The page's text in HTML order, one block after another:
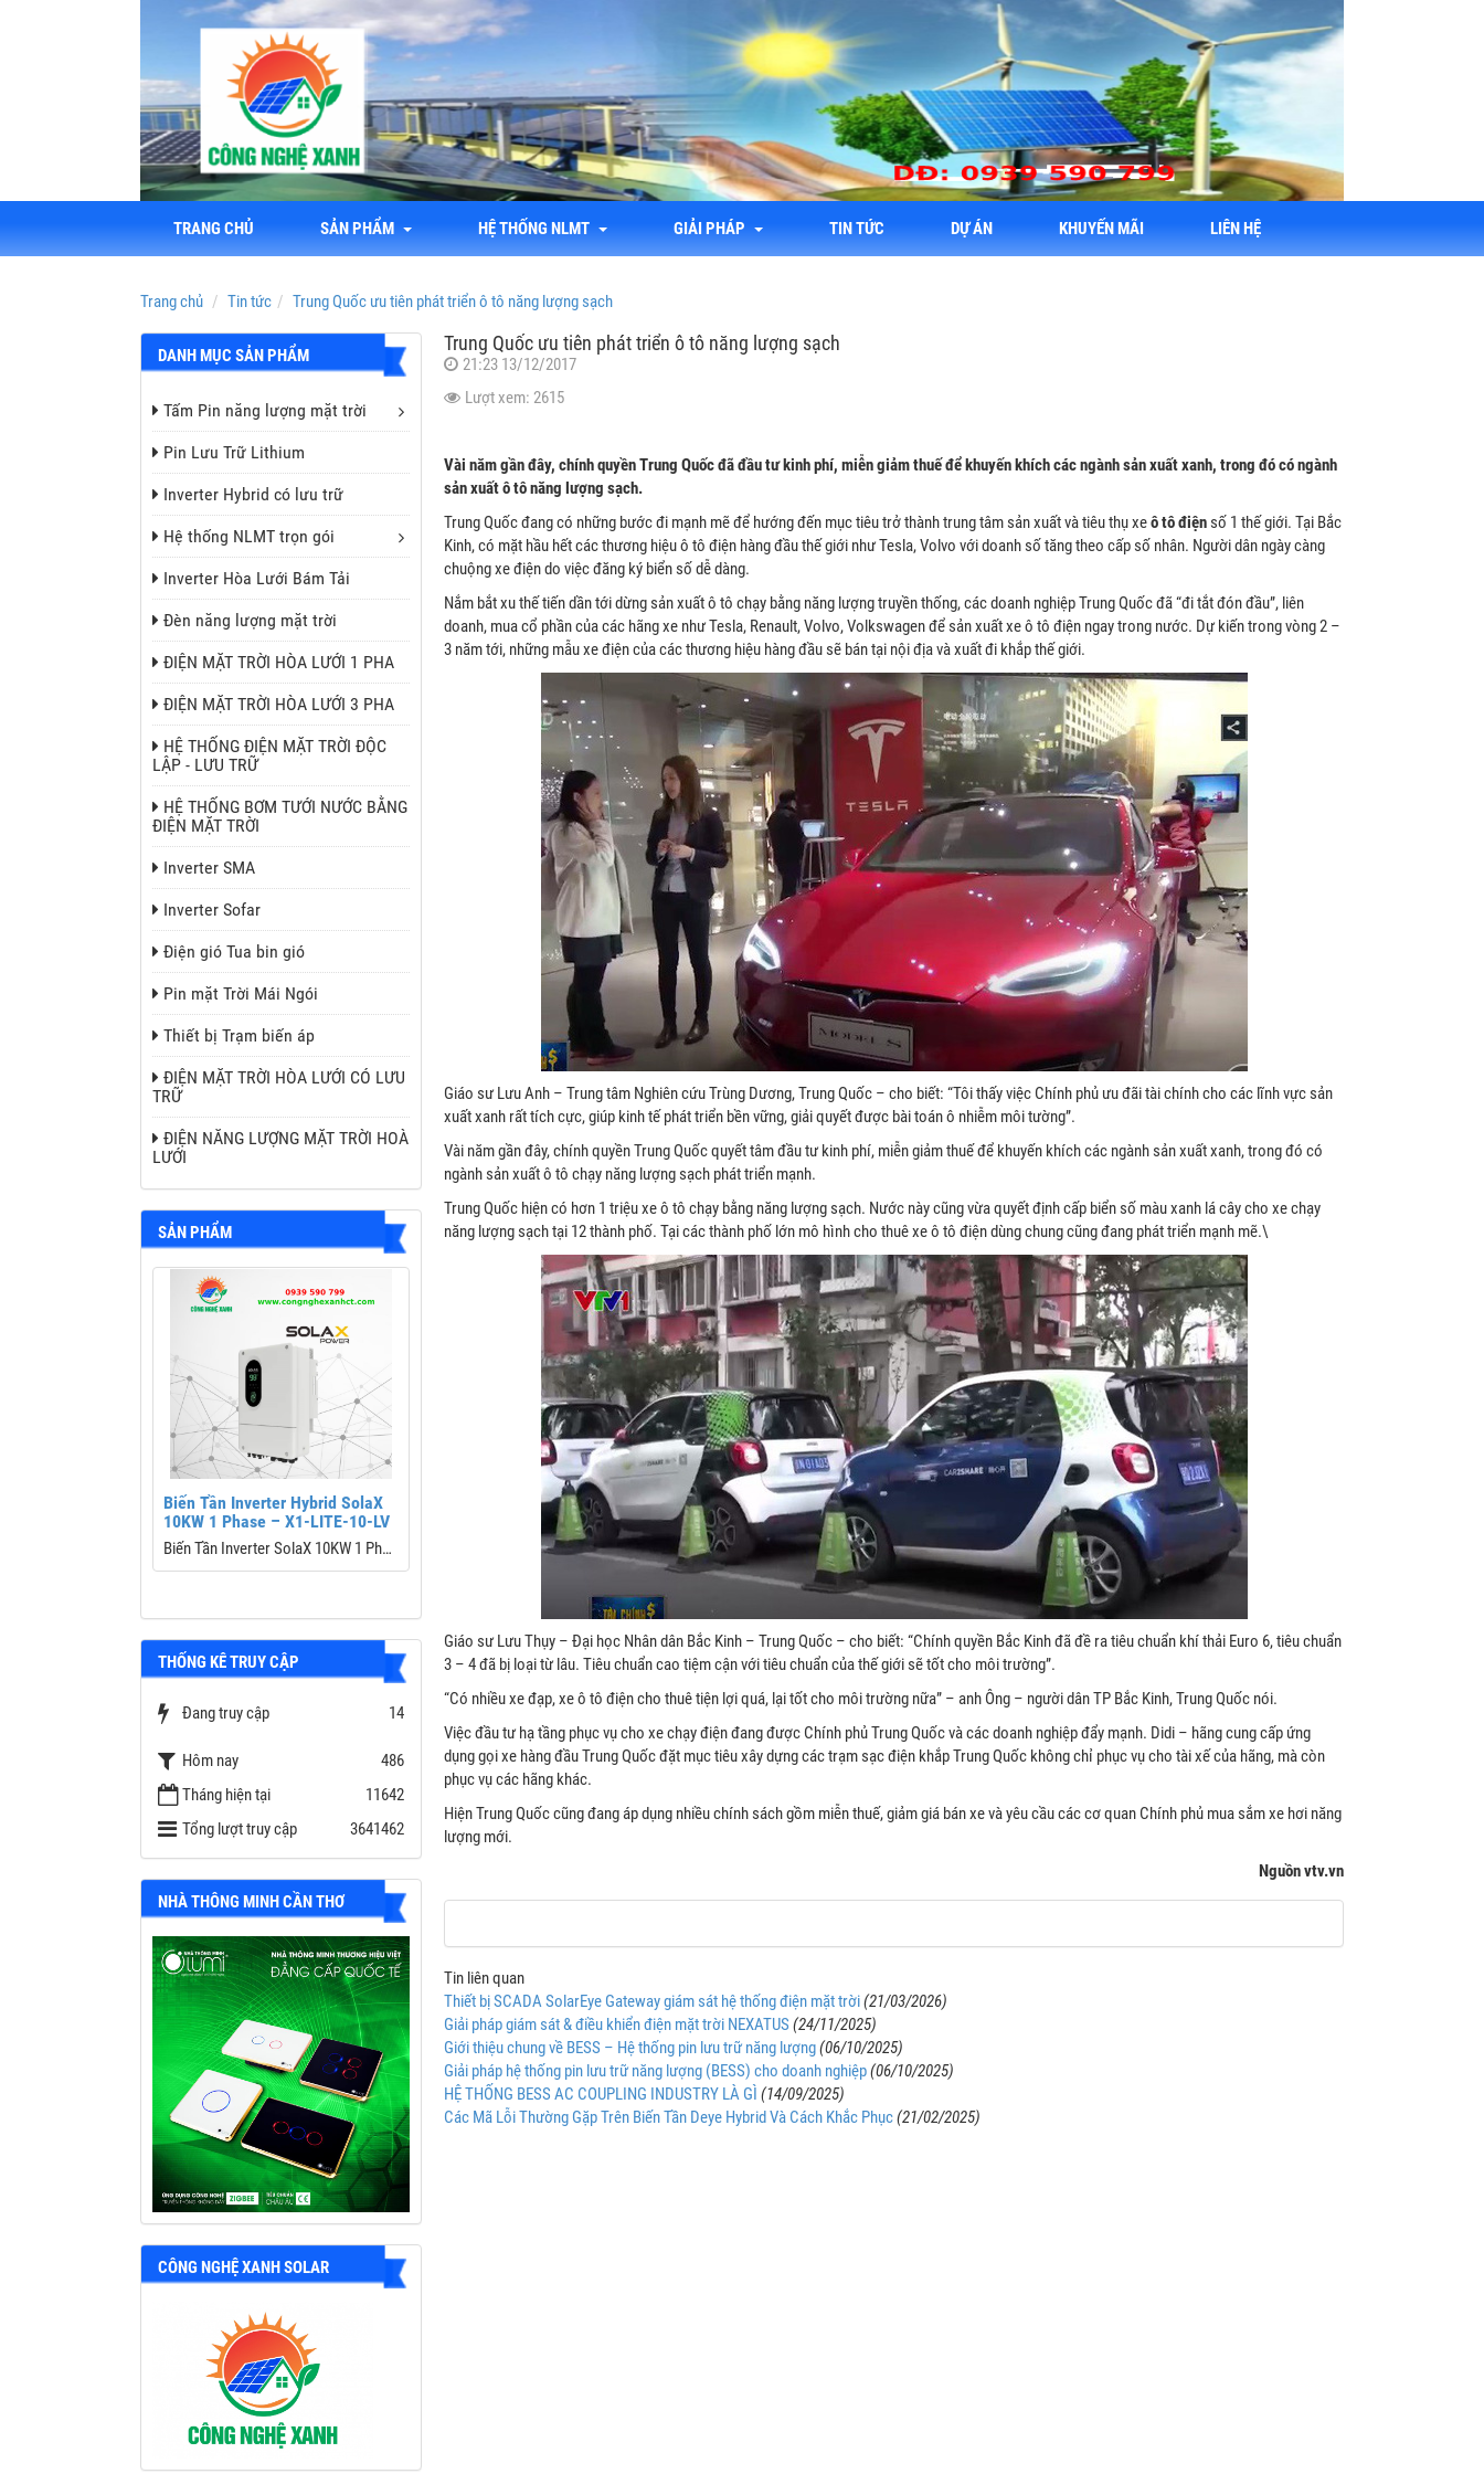
TRANG CHỦ SẢN PHẨM HỆ THỐNG NLMT GIẢI PHÁP TIN TỨC DỰ ÁN KHUYẾN MÃI LIÊN HỆ
Trang chủ Tin tức Trung Quốc ưu tiên phát triển ô tô năng lượng sạch
Trung Quốc ưu tiên phát triển ô tô năng lượng sạch
21:23 13/12/2017
Lượt xem: 2615
Vài năm gần đây, chính quyền Trung Quốc đã đầu tư kinh phí, miễn giảm thuế để khuyến khích các ngành sản xuất xanh, trong đó có ngành
sản xuất ô tô năng lượng sạch.
Trung Quốc đang có những bước đi mạnh mẽ để hướng đến mục tiêu trở thành trung tâm sản xuất và tiêu thụ xeô tô điện số 1 thế giới. Tại Bắc
Kinh, có mặt hầu hết các thương hiệu ô tô điện hàng đầu thế giới như Tesla, Volvo với doanh số tăng theo cấp số nhân. Người dân ngày càng
chuộng xe điện do việc đăng ký biển số dễ dàng.
Nắm bắt xu thế tiến dần tới dừng sản xuất ô tô chạy bằng năng lượng truyền thống, các doanh nghiệp Trung Quốc đã “đi tắt đón đầu”, liên
doanh, mua cổ phần của các hãng xe như Tesla, Renault, Volvo, Volkswagen để sản xuất xe ô tô điện ngay trong nước. Dự kiến trong vòng 2 –
3 năm tới, những mẫu xe điện của các thương hiệu hàng đầu sẽ bán tại nội địa và xuất đi khắp thế giới.
Giáo sư Lưu Anh – Trung tâm Nghiên cứu Trùng Dương, Trung Quốc – cho biết: “Tôi thấy việc Chính phủ ưu đãi tài chính cho các lĩnh vực sản
xuất xanh rất tích cực, giúp kinh tế phát triển bền vững, giải quyết được bài toán ô nhiễm môi tường”.
Vài năm gần đây, chính quyền Trung Quốc quyết tâm đầu tư kinh phí, miễn giảm thuế để khuyến khích các ngành sản xuất xanh, trong đó có
ngành sản xuất ô tô chạy năng lượng sạch phát triển mạnh.
Trung Quốc hiện có hơn 1 triệu xe ô tô chạy bằng năng lượng sạch. Nước này cũng vừa quyết định cấp biển số màu xanh lá cây cho xe chạy
năng lượng sạch tại 12 thành phố. Tại các thành phố lớn mô hình cho thuê xe ô tô điện dùng chung cũng đang phát triển mạnh mẽ.\
Giáo sư Lưu Thụy – Đại học Nhân dân Bắc Kinh – Trung Quốc – cho biết: “Chính quyền Bắc Kinh đã đề ra tiêu chuẩn khí thải Euro 6, tiêu chuẩn
3 – 4 đã bị loại từ lâu. Tiêu chuẩn cao tiệm cận với tiêu chuẩn của thế giới sẽ tốt cho môi trường”.
“Có nhiều xe đạp, xe ô tô điện cho thuê tiện lợi quá, lại tốt cho môi trường nữa” – anh Ông – người dân TP Bắc Kinh, Trung Quốc nói.
Việc đầu tư hạ tầng phục vụ cho xe chạy điện đang được Chính phủ Trung Quốc và các doanh nghiệp đẩy mạnh. Didi – hãng cung cấp ứng
dụng gọi xe hàng đầu Trung Quốc đặt mục tiêu xây dựng các trạm sạc điện khắp Trung Quốc không chỉ phục vụ cho tài xế của hãng, mà còn
phục vụ các hãng khác.
Hiện Trung Quốc cũng đang áp dụng nhiều chính sách gồm miễn thuế, giảm giá bán xe và yêu cầu các cơ quan Chính phủ mua sắm xe hơi năng
lượng mới.
Nguồn vtv.vn
Tin liên quan
Thiết bị SCADA SolarEye Gateway giám sát hệ thống điện mặt trời(21/03/2026)
Giải pháp giám sát & điều khiển điện mặt trời NEXATUS (24/11/2025)
Giới thiệu chung về BESS – Hệ thống pin lưu trữ năng lượng(06/10/2025)
Giải pháp hệ thống pin lưu trữ năng lượng (BESS) cho doanh nghiệp(06/10/2025)
HỆ THỐNG BESS AC COUPLING INDUSTRY LÀ GÌ (14/09/2025)
Các Mã Lỗi Thường Gặp Trên Biến Tần Deye Hybrid Và Cách Khắc Phục(21/02/2025)
DANH MỤC SẢN PHẨM
Tấm Pin năng lượng mặt trời
Pin Lưu Trữ Lithium
Inverter Hybrid có lưu trữ
Hệ thống NLMT trọn gói
Inverter Hòa Lưới Bám Tải
Đèn năng lượng mặt trời
ĐIỆN MẶT TRỜI HÒA LƯỚI 1 PHA
ĐIỆN MẶT TRỜI HÒA LƯỚI 3 PHA
HỆ THỐNG ĐIỆN MẶT TRỜI ĐỘC
LẬP - LƯU TRỮ
HỆ THỐNG BƠM TƯỚI NƯỚC BẰNG
ĐIỆN MẶT TRỜI
Inverter SMA
Inverter Sofar
Điện gió Tua bin gió
Pin mặt Trời Mái Ngói
Thiết bị Trạm biến áp
ĐIỆN MẶT TRỜI HÒA LƯỚI CÓ LƯU
TRỮ
ĐIỆN NĂNG LƯỢNG MẶT TRỜI HOÀ
LƯỚI
SẢN PHẨM
Biến Tần Inverter Hybrid SolaX
10KW 1 Phase – X1-LITE-10-LV
Biến Tần Inverter SolaX 10KW 1 Pha
Hybrid – X1-LITE-10-LV High
Thương hiệu: Solax Power
Công suất PV tối đa: 20,000 Wp
Điện áp PV tối đa: 600 V
(2/2)
Công suất EPS tối đa: 11,000 W
Bảo hành: 7 năm ( 10 năm với combo
Battery SOLAX )
Biến tần Huawei 20kW | Inverter
Huawei SUN2000-20KTL-M2
Huawei: SUN2000-20KTL-M2
Hiệu suất: 98.65%
Kết nối wifi cục bộ
Chức năng phục hồi PID
Chống sét lan truyền DC và AC Type
Bảo hành 5 năm
Hệ thống tuabin điện gió 1Kw
Hệ thống tuabin gió côgn suất 1000w
THỐNG KÊ TRUY CẬP
Đang truy cập 14
Hôm nay
486
Tháng hiện tại
11642
Tổng lượt truy cập
3641462
NHÀ THÔNG MINH CẦN THƠ
CÔNG NGHỆ XANH SOLAR